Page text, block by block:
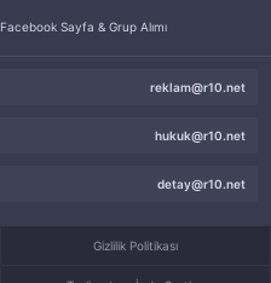
Facebook Sayfa & Grup Alımı
reklam@r10.net
hukuk@r10.net
detay@r10.net
Gizlilik Politikası